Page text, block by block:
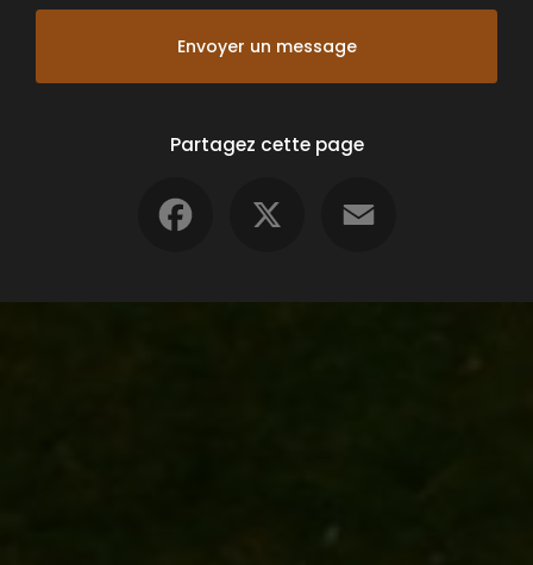
Envoyer un message
Partagez cette page